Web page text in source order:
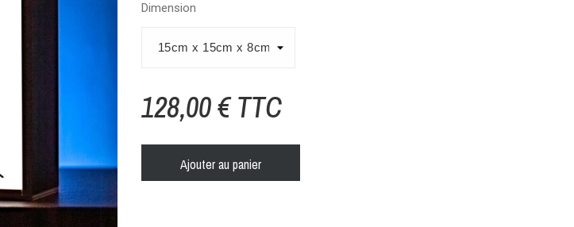
Dimension
128,00 € TTC
Ajouter au panier